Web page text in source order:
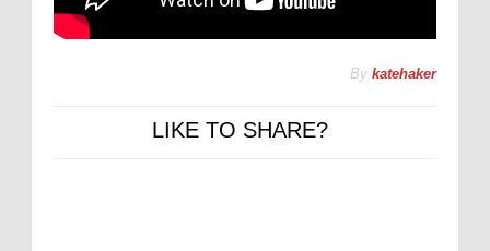
By katehaker
LIKE TO SHARE?